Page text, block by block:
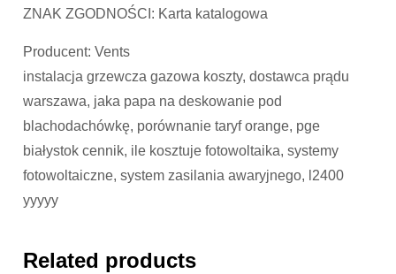
ZNAK ZGODNOŚCI: Karta katalogowa
Producent: Vents
instalacja grzewcza gazowa koszty, dostawca prądu
warszawa, jaka papa na deskowanie pod
blachodachówkę, porównanie taryf orange, pge
białystok cennik, ile kosztuje fotowoltaika, systemy
fotowoltaiczne, system zasilania awaryjnego, l2400
yyyyy
Related products